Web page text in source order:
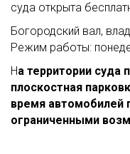
суда открыта
Богородский вал,
Режим работы:
На территории суда
плоскостная
время автомобилей
ограниченными